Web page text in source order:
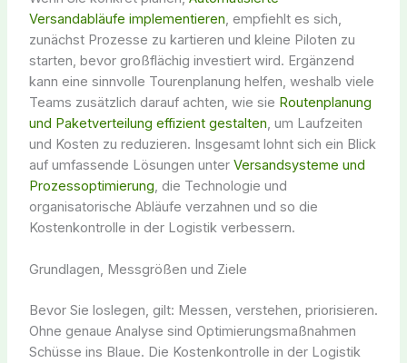
Versandabläufe implementieren, empfiehlt es sich,
zunächst Prozesse zu kartieren und kleine Piloten zu
starten, bevor großflächig investiert wird. Ergänzend
kann eine sinnvolle Tourenplanung helfen, weshalb viele
Teams zusätzlich darauf achten, wie sie Routenplanung
und Paketverteilung effizient gestalten, um Laufzeiten
und Kosten zu reduzieren. Insgesamt lohnt sich ein Blick
auf umfassende Lösungen unter Versandsysteme und
Prozessoptimierung, die Technologie und
organisatorische Abläufe verzahnen und so die
Kostenkontrolle in der Logistik verbessern.
Grundlagen, Messgrößen und Ziele
Bevor Sie loslegen, gilt: Messen, verstehen, priorisieren.
Ohne genaue Analyse sind Optimierungsmaßnahmen
Schüsse ins Blaue. Die Kostenkontrolle in der Logistik